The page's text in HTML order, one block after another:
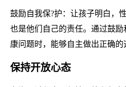
鼓励自我保?护：让孩子明白，
也是他们自己的责任。通过鼓
康问题时，能够自主做出正确的
保持开放心态